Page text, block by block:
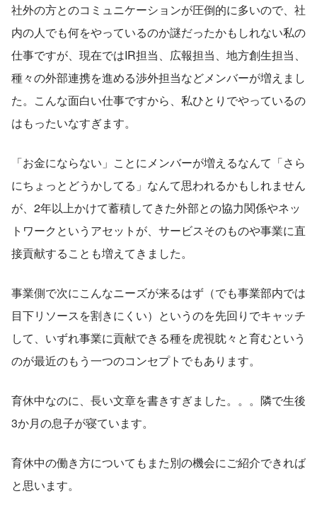
社外の方とのコミュニケーションが圧倒的に多いので、社
内の人でも何をやっているのか謎だったかもしれない私の
仕事ですが、現在ではIR担当、広報担当、地方創生担当、
種々の外部連携を進める渉外担当などメンバーが増えまし
た。こんな面白い仕事ですから、私ひとりでやっているの
はもったいなすぎます。
「お金にならない」ことにメンバーが増えるなんて「さら
にちょっとどうかしてる」なんて思われるかもしれません
が、2年以上かけて蓄積してきた外部との協力関係やネッ
トワークというアセットが、サービスそのものや事業に直
接貢献することも増えてきました。
事業側で次にこんなニーズが来るはず（でも事業部内では
目下リソースを割きにくい）というのを先回りでキャッチ
して、いずれ事業に貢献できる種を虎視眈々と育むという
のが最近のもう一つのコンセプトでもあります。
育休中なのに、長い文章を書きすぎました。。。隣で生後
3か月の息子が寝ています。
育休中の働き方についてもまた別の機会にご紹介できれば
と思います。